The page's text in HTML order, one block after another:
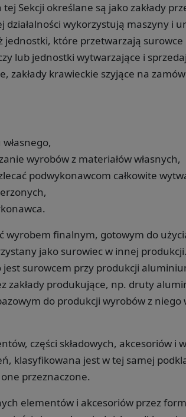
Sekcji określane są jako zakłady
wykorzystują maszyny i
które przetwarzają surowce
lub jednostki wytwarzające i
zakłady krawieckie szyjące na
wyrobów z materiałów własnych,
podwykonawcom całkowite
wyrobem finalnym, gotowym do
jako surowiec w innej
surowcem przy produkcji
zakłady produkujące, np. druty
do produkcji wyrobów z niego
części składowych, akcesoriów i
klasyfikowana jest w tej samej
przeznaczone.
elementów i akcesoriów przez